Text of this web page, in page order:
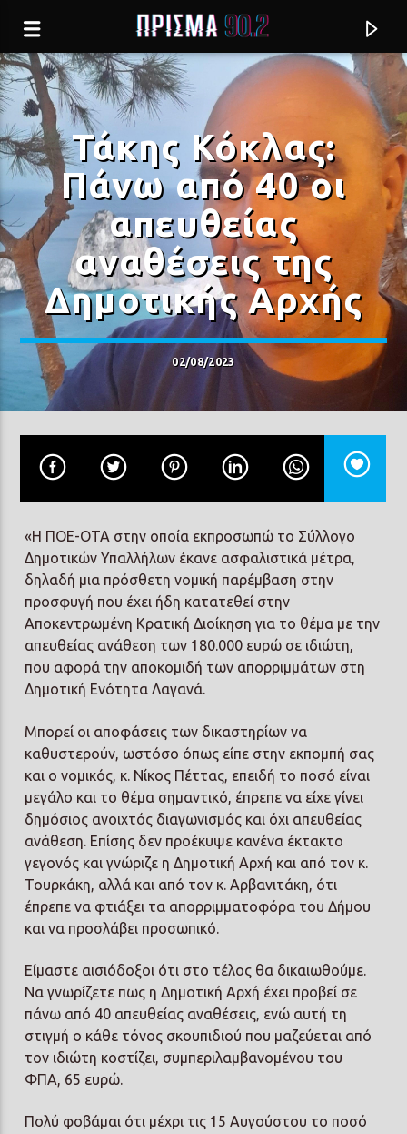
Current track
Σύνδεση με RealFm
Prisma Radio 90,2
Τάκης Κόκλας:
Πάνω από 40 οι
απευθείας
αναθέσεις της
Δημοτικής Αρχής
02/08/2023
«Η ΠΟΕ-ΟΤΑ στην οποία εκπροσωπώ το Σύλλογο
Δημοτικών Υπαλλήλων έκανε ασφαλιστικά μέτρα,
δηλαδή μια πρόσθετη νομική παρέμβαση στην
προσφυγή που έχει ήδη κατατεθεί στην
Αποκεντρωμένη Κρατική Διοίκηση για το θέμα με την
απευθείας ανάθεση των 180.000 ευρώ σε ιδιώτη,
που αφορά την αποκομιδή των απορριμμάτων στη
Δημοτική Ενότητα Λαγανά.
Μπορεί οι αποφάσεις των δικαστηρίων να
καθυστερούν, ωστόσο όπως είπε στην εκπομπή σας
και ο νομικός, κ. Νίκος Πέττας, επειδή το ποσό είναι
μεγάλο και το θέμα σημαντικό, έπρεπε να είχε γίνει
δημόσιος ανοιχτός διαγωνισμός και όχι απευθείας
ανάθεση. Επίσης δεν προέκυψε κανένα έκτακτο
γεγονός και γνώριζε η Δημοτική Αρχή και από τον κ.
Τουρκάκη, αλλά και από τον κ. Αρβανιτάκη, ότι
έπρεπε να φτιάξει τα απορριμματοφόρα του Δήμου
και να προσλάβει προσωπικό.
Είμαστε αισιόδοξοι ότι στο τέλος θα δικαιωθούμε.
Να γνωρίζετε πως η Δημοτική Αρχή έχει προβεί σε
πάνω από 40 απευθείας αναθέσεις, ενώ αυτή τη
στιγμή ο κάθε τόνος σκουπιδιού που μαζεύεται από
τον ιδιώτη κοστίζει, συμπεριλαμβανομένου του
ΦΠΑ, 65 ευρώ.
Πολύ φοβάμαι ότι μέχρι τις 15 Αυγούστου το ποσό